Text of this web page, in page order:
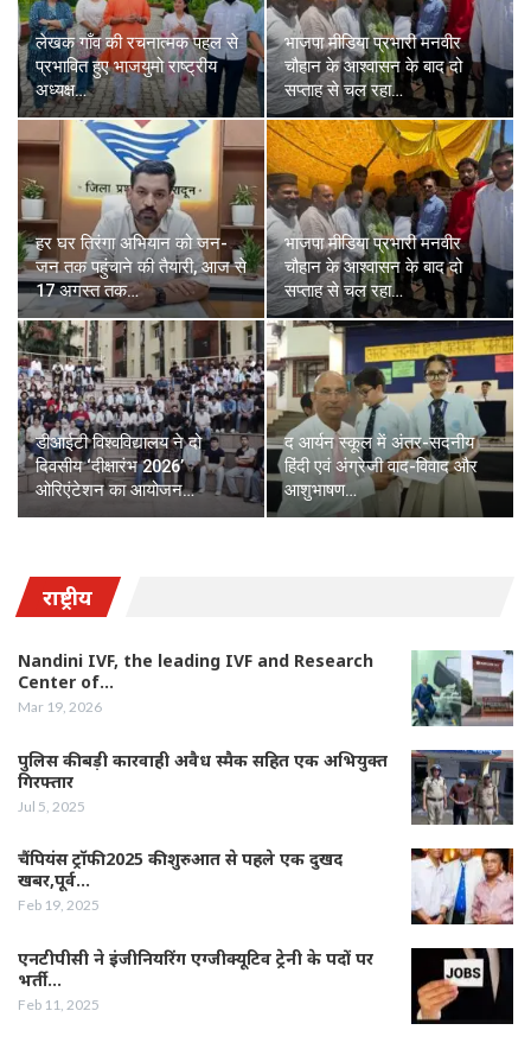
लेखक गाँव की रचनात्मक पहल से
प्रभावित हुए भाजयुमो राष्ट्रीय
अध्यक्ष…
भाजपा मीडिया प्रभारी मनवीर
चौहान के आश्वासन के बाद दो
सप्ताह से चल रहा…
हर घर तिरंगा अभियान को जन-
जन तक पहुंचाने की तैयारी, आज से
17 अगस्त तक…
भाजपा मीडिया प्रभारी मनवीर
चौहान के आश्वासन के बाद दो
सप्ताह से चल रहा…
डीआईटी विश्वविद्यालय ने दो
दिवसीय ‘दीक्षारंभ 2026’
ओरिएंटेशन का आयोजन…
द आर्यन स्कूल में अंतर-सदनीय
हिंदी एवं अंग्रेजी वाद-विवाद और
आशुभाषण…
राष्ट्रीय
Nandini IVF, the leading IVF and Research
Center of…
Mar 19, 2026
पुलिस की बड़ी कारवाही अवैध स्मैक सहित एक अभियुक्त
गिरफ्तार
Jul 5, 2025
चैंपियंस ट्रॉफी 2025 की शुरुआत से पहले एक दुखद
खबर,पूर्व…
Feb 19, 2025
एनटीपीसी ने इंजीनियरिंग एग्जीक्यूटिव ट्रेनी के पदों पर
भर्ती…
Feb 11, 2025